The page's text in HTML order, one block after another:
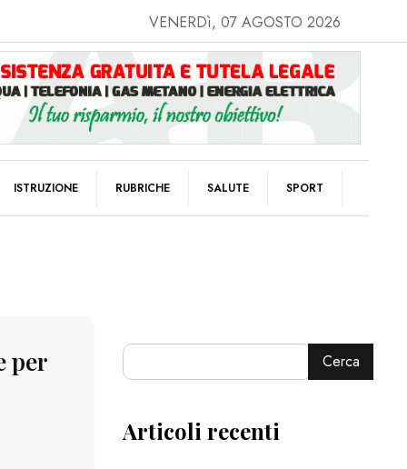
VENERDì, 07 AGOSTO 2026
ISTRUZIONE RUBRICHE SALUTE SPORT
per Cerca
Articoli recenti